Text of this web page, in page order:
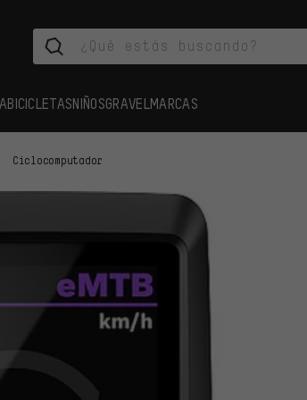
BICICLETASNIÑOSGRAVEL MARCAS
Ciclocomputador